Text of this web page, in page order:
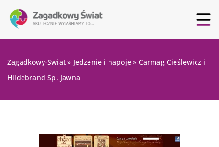
Zagadkowy-Swiat » Jedzenie i napoje » Carmag Cieślewicz i
Hildebrand Sp. Jawna